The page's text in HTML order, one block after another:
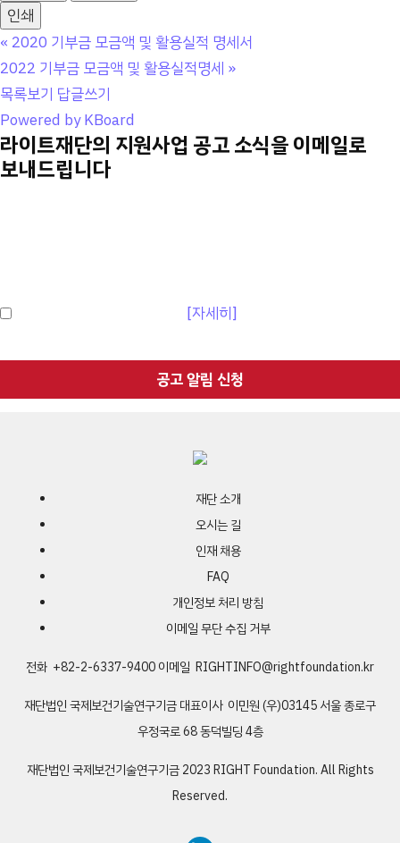
인쇄
« 2020 기부금 모금액 및 활용실적 명세서
2022 기부금 모금액 및 활용실적명세 »
목록보기 답글쓰기
Powered by KBoard
라이트재단의 지원사업 공고 소식을 이메일로
보내드립니다
[자세히]
공고 알림 신청
재단 소개
오시는 길
인재 채용
FAQ
개인정보 처리 방침
이메일 무단 수집 거부
전화 +82-2-6337-9400이메일 RIGHTINFO@rightfoundation.kr
재단법인 국제보건기술연구기금대표이사 이민원(우)03145 서울 종로구
우정국로 68 동덕빌딩 4층
재단법인 국제보건기술연구기금2023 RIGHT Foundation. All Rights
Reserved.